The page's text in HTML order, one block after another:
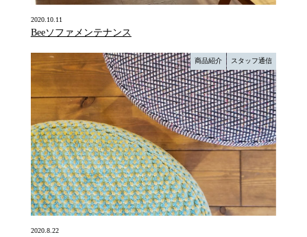
2020.10.11
Beeソファメンテナンス
商品紹介 スタッフ通信
2020.8.22